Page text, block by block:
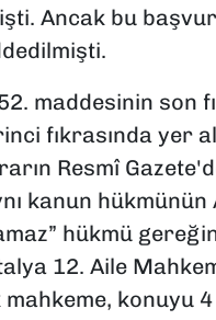
Ancak bu
maddesinin son
fıkrasında yer
Resmî
kanun hükmünün
hükmü
12. Aile
konuyu